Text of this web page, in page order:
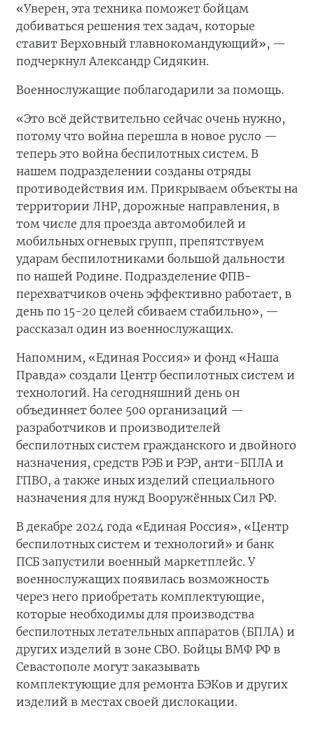
«Уверен, эта техника поможет бойцам
добиваться решения тех задач, которые
ставит Верховный главнокомандующий», —
подчеркнул Александр Сидякин.
Военнослужащие поблагодарили за помощь.
«Это всё действительно сейчас очень нужно,
потому что война перешла в новое русло —
теперь это война беспилотных систем. В
нашем подразделении созданы отряды
противодействия им. Прикрываем объекты на
территории ЛНР, дорожные направления, в
том числе для проезда автомобилей и
мобильных огневых групп, препятствуем
ударам беспилотниками большой дальности
по нашей Родине. Подразделение ФПВ-
перехватчиков очень эффективно работает, в
день по 15-20 целей сбиваем стабильно», —
рассказал один из военнослужащих.
Напомним, «Единая Россия» и фонд «Наша
Правда» создали Центр беспилотных систем и
технологий. На сегодняшний день он
объединяет более 500 организаций —
разработчиков и производителей
беспилотных систем гражданского и двойного
назначения, средств РЭБ и РЭР, анти-БПЛА и
ГПВО, а также иных изделий специального
назначения для нужд Вооружённых Сил РФ.
В декабре 2024 года «Единая Россия», «Центр
беспилотных систем и технологий» и банк
ПСБ запустили военный маркетплейс. У
военнослужащих появилась возможность
через него приобретать комплектующие,
которые необходимы для производства
беспилотных летательных аппаратов (БПЛА) и
других изделий в зоне СВО. Бойцы ВМФ РФ в
Севастополе могут заказывать
комплектующие для ремонта БЭКов и других
изделий в местах своей дислокации.